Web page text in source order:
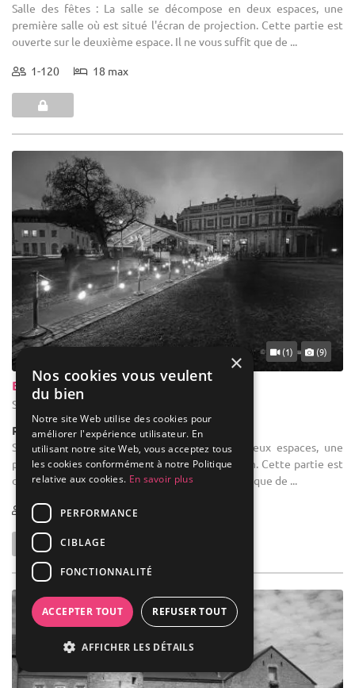
Salle des fêtes : La salle se décompose en deux espaces, une
première salle où est situé l'écran de projection. Cette partie est
ouverte sur le deuxième espace. Il ne vous suffit que de ...
1-120 18 max
(1) (9)
Brasserie des Bobelines
Spa - Liège (WLG)
Restaurant / Brasserie
Salle des fêtes : La salle se décompose en deux espaces, une
première salle où est situé l'écran de projection. Cette partie est
ouverte sur le deuxième espace. Il ne vous suffit que de ...
1-120
×
Nos cookies vous veulent
du bien
Notre site Web utilise des cookies pour
améliorer l'expérience utilisateur. En
utilisant notre site Web, vous acceptez tous
les cookies conformément à notre Politique
relative aux cookies. En savoir plus
PERFORMANCE
CIBLAGE
FONCTIONNALITÉ
ACCEPTER TOUT REFUSER TOUT
AFFICHER LES DÉTAILS